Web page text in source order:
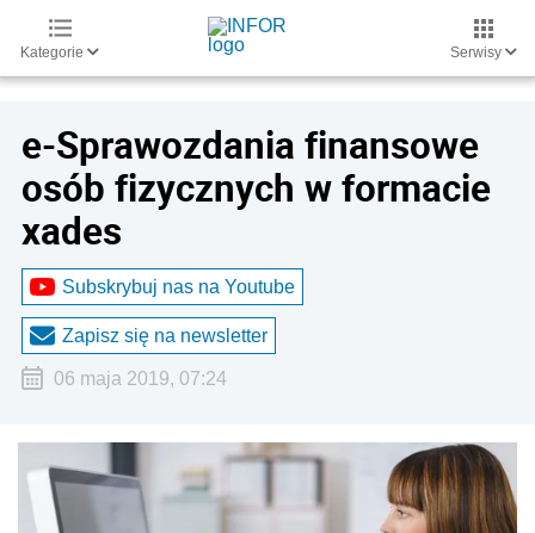
Kategorie Serwisy
e-Sprawozdania finansowe
osób fizycznych w formacie
xades
Subskrybuj nas na Youtube
Zapisz się na newsletter
06 maja 2019, 07:24